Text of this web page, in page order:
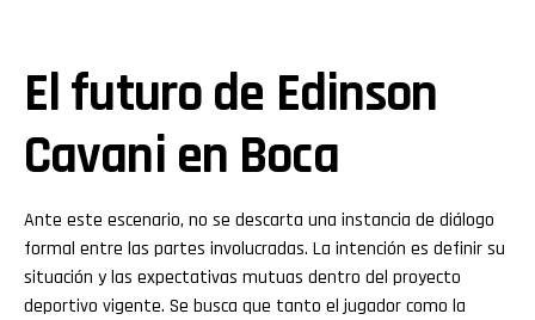
El futuro de Edinson
Cavani en Boca
Ante este escenario, no se descarta una instancia de diálogo
formal entre las partes involucradas. La intención es definir su
situación y las expectativas mutuas dentro del proyecto
deportivo vigente. Se busca que tanto el jugador como la